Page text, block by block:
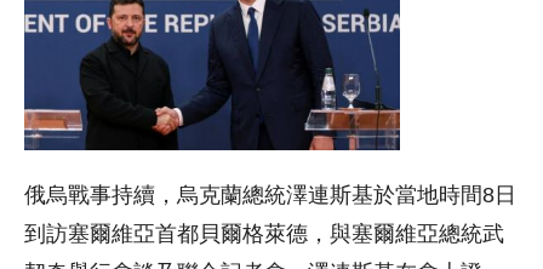
俄烏戰事持續，烏克蘭總統澤連斯基於當地時間8日
到訪塞爾維亞首都貝爾格萊德，與塞爾維亞總統武